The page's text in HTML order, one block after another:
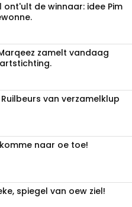
ont'ult de winnaar: idee Pim
zamelt vandaag
van verzamelklup
naar oe toe!
spiegel van oew ziel!